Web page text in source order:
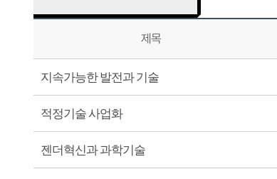
제목
지속가능한 발전과 기술
적정기술 사업화
젠더혁신과 과학기술